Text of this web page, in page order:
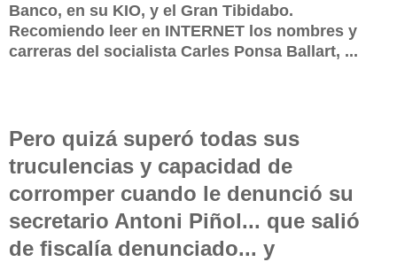
Banco, en su KIO, y el Gran Tibidabo.
Recomiendo leer en INTERNET los nombres y
carreras del socialista Carles Ponsa Ballart, ...
Pero quizá superó todas sus
truculencias y capacidad de
corromper cuando le denunció su
secretario Antoni Piñol... que salió
de fiscalía denunciado... y